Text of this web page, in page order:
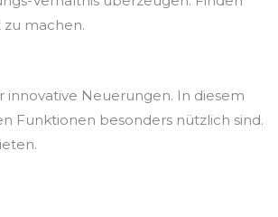
machen.
innovative Neuerungen. In diesem
Funktionen besonders nützlich sind.